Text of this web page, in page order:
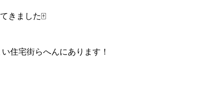
きました🀄
住宅街らへんにあります！